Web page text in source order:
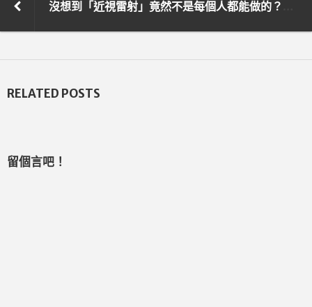
RELATED POSTS
留個言吧！